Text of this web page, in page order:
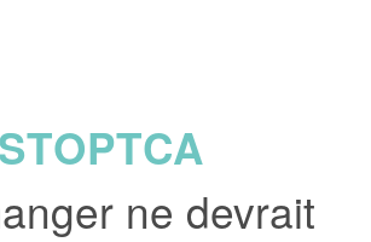
STOPTCA
ne devrait